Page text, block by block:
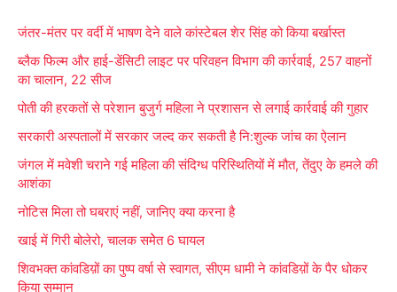
c
h
f
o
r
:
जंतर-मंतर पर वर्दी में भाषण देने वाले कांस्टेबल शेर सिंह को किया बर्खास्त
ब्लैक फिल्म और हाई-डेंसिटी लाइट पर परिवहन विभाग की कार्रवाई, 257 वाहनों
का चालान, 22 सीज
पोती की हरकतों से परेशान बुजुर्ग महिला ने प्रशासन से लगाई कार्रवाई की गुहार
सरकारी अस्पतालों में सरकार जल्द कर सकती है नि:शुल्क जांच का ऐलान
जंगल में मवेशी चराने गई महिला की संदिग्ध परिस्थितियों में मौत, तेंदुए के हमले की
आशंका
नोटिस मिला तो घबराएं नहीं, जानिए क्या करना है
खाई में गिरी बोलेरो, चालक समेेत 6 घायल
शिवभक्त कांवडिय़ों का पुष्प वर्षा से स्वागत, सीएम धामी ने कांवडिय़ों के पैर धोकर
किया सम्मान